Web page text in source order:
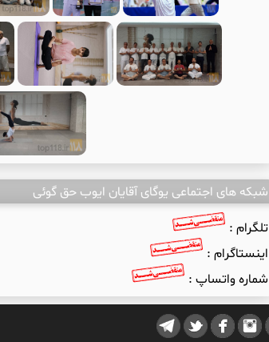
شبکه های اجتماعی یوگای آقایان ایوب حق گوئی
تلگرام :
اینستاگرام :
شماره واتساپ :